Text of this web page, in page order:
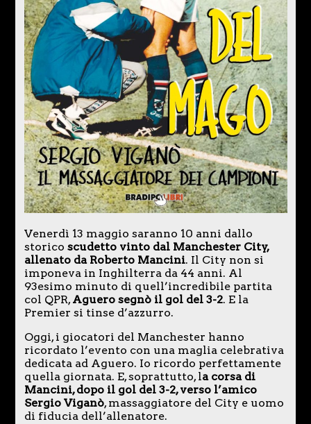
Venerdì 13 maggio saranno 10 anni dallo
storico scudetto vinto dal Manchester City,
allenato da Roberto Mancini. Il City non si
imponeva in Inghilterra da 44 anni. Al
93esimo minuto di quell’incredibile partita
col QPR,Aguero segnò il gol del 3-2. E la
Premier si tinse d’azzurro.
Oggi, i giocatori del Manchester hanno
ricordato l’evento con una maglia celebrativa
dedicata ad Aguero. Io ricordo perfettamente
quella giornata. E, soprattutto, la corsa di
Mancini, dopo il gol del 3-2, verso l’amico
Sergio Viganò, massaggiatore del City e uomo
di fiducia dell’allenatore.